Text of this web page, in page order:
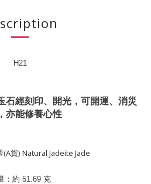
H21
石經刻印、開光，可開運、消災
亦能修養心性
貨) Natural Jadeite Jade
：約 51.69 克